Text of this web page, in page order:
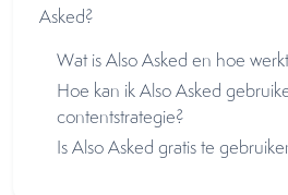
Asked?
Wat is Also Asked en hoe
Hoe kan ik Also Asked
contentstrategie?
Is Also Asked gratis te